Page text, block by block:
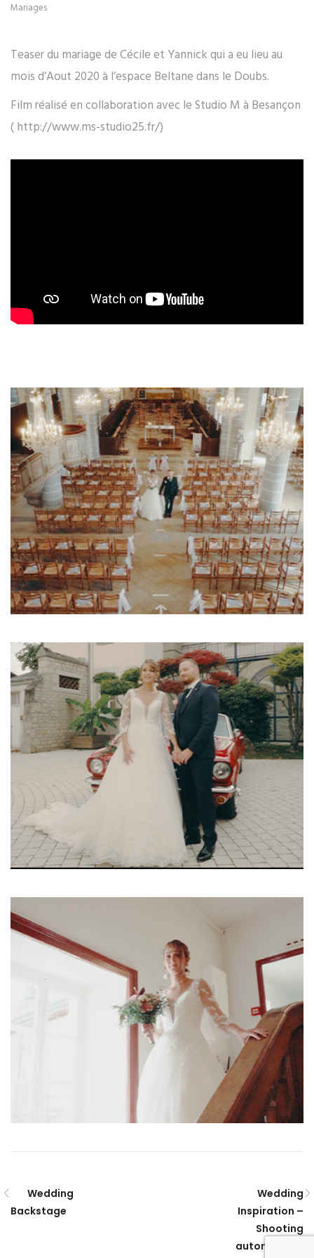
Mariages
Teaser du mariage de Cécile et Yannick qui a eu lieu au
mois d’Aout 2020 à l’espace Beltane dans le Doubs.
Film réalisé en collaboration avec le Studio M à Besançon
( http://www.ms-studio25.fr/)
Wedding
Backstage
Wedding
Inspiration –
Shooting
automnal